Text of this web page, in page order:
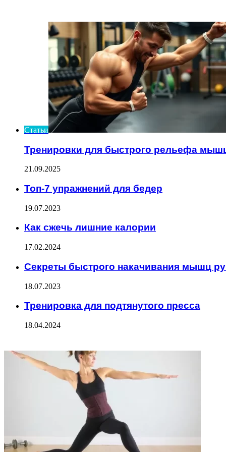
Статьи
Тренировки для быстрого рельефа
21.09.2025
Топ-7 упражнений для бедер
19.07.2023
Как сжечь лишние калории
17.02.2024
Секреты быстрого накачивания мышц
18.07.2023
Тренировка для подтянутого пресса
18.04.2024